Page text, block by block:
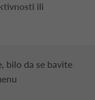
ili
bilo da se bavite